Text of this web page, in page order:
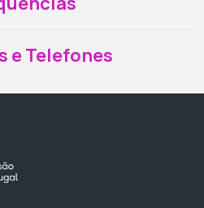
e Telefones